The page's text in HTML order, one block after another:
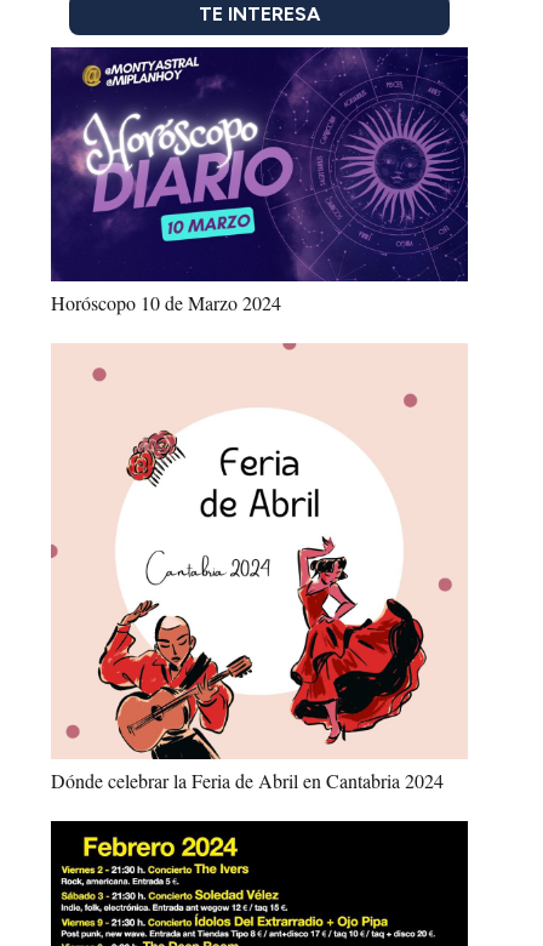
TE INTERESA
Horóscopo 10 de Marzo 2024
Dónde celebrar la Feria de Abril en Cantabria 2024